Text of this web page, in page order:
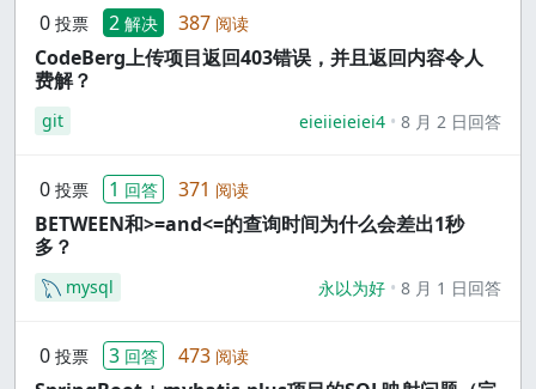
0 投票 2 解决 387 阅读
CodeBerg上传项目返回403错误，并且返回内容令人
费解？
git eieiieieiei4 8 月 2 日回答
0 投票 1 回答 371 阅读
BETWEEN和>=and<=的查询时间为什么会差出1秒
多？
mysql 永以为好 8 月 1 日回答
0 投票 3 回答 473 阅读